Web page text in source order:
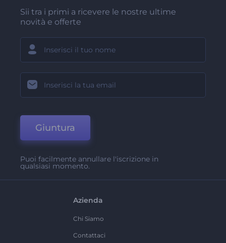
Sii tra i primi a ricevere le nostre ultime
novità e offerte
Giuntura
Puoi facilmente annullare l'iscrizione in
qualsiasi momento.
Azienda
Chi Siamo
Contattaci